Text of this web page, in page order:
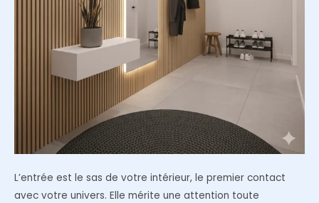
L’entrée est le sas de votre intérieur, le premier contact
avec votre univers. Elle mérite une attention toute